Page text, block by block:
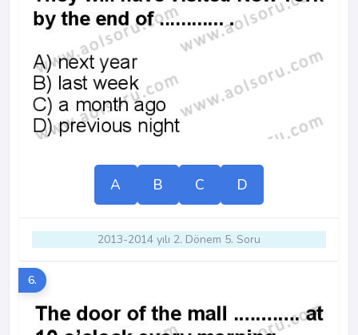
A B C D
2013-2014 yılı 2. Dönem 5. Soru
6.